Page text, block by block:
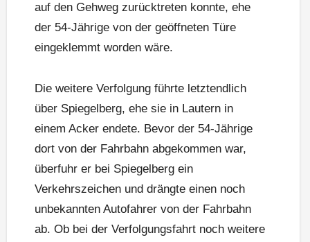
auf den Gehweg zurücktreten konnte, ehe
der 54-Jährige von der geöffneten Türe
eingeklemmt worden wäre.
Die weitere Verfolgung führte letztendlich
über Spiegelberg, ehe sie in Lautern in
einem Acker endete. Bevor der 54-Jährige
dort von der Fahrbahn abgekommen war,
überfuhr er bei Spiegelberg ein
Verkehrszeichen und drängte einen noch
unbekannten Autofahrer von der Fahrbahn
ab. Ob bei der Verfolgungsfahrt noch weitere